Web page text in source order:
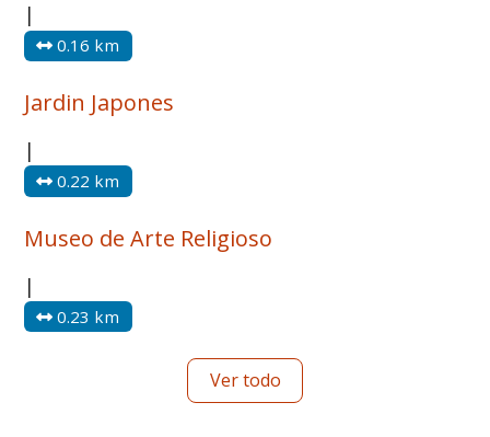
|
0.16 km
Jardin Japones
|
0.22 km
Museo de Arte Religioso
|
0.23 km
Ver todo